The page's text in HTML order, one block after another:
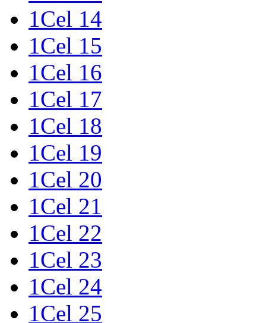
1Cel 14
1Cel 15
1Cel 16
1Cel 17
1Cel 18
1Cel 19
1Cel 20
1Cel 21
1Cel 22
1Cel 23
1Cel 24
1Cel 25